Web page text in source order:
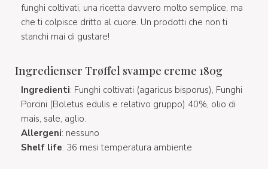
funghi coltivati, una ricetta davvero molto semplice, ma
che ti colpisce dritto al cuore. Un prodotti che non ti
stanchi mai di gustare!
Ingredienser Trøffel svampe creme 180g
Ingredienti: Funghi coltivati (agaricus bisporus), Funghi
Porcini (Boletus edulis e relativo gruppo) 40%, olio di
mais, sale, aglio.
Allergeni: nessuno
Shelf life: 36 mesi temperatura ambiente